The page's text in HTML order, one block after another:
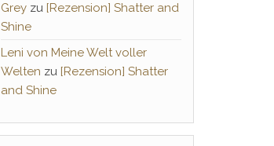
Greyzu [Rezension] Shatter and
Shine
Leni von Meine Welt voller
Welten zu [Rezension] Shatter
and Shine